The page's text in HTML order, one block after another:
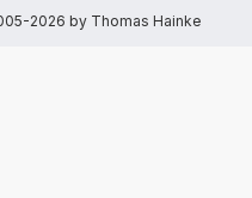
2026 by Thomas Hainke